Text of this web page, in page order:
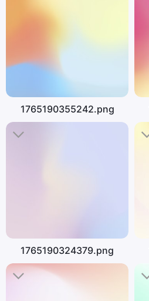
1765190355242.png
1765190324379.png